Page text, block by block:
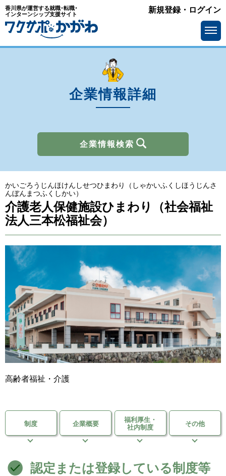
香川県が運営する就職･転職･
インターンシップ支援サイト
新規登録・ログイン
企業情報詳細
企業情報検索
業種を選ぶ
メーカー
求人情報を選ぶ
アピールポイントで選ぶ
移住支援金を選ぶ
キーワード
検索
かいごろうじんほけんしせつひまわり（しゃかいふくしほうじんさ
んぼんまつふくしかい）
介護老人保健施設ひまわり（社会福祉
法人三本松福祉会）
高齢者福祉・介護
制度 企業概要
福利厚生・
社内制度
その他
認定または登録している制度等